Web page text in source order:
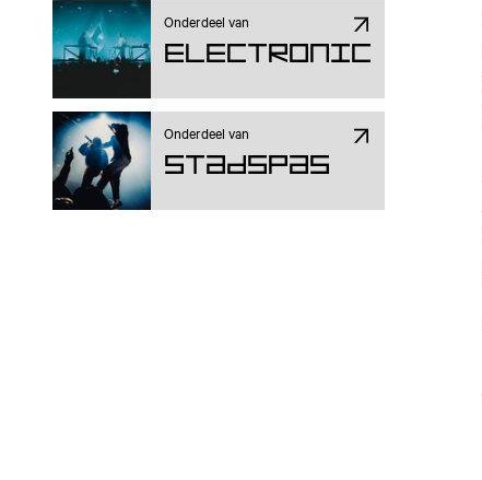
Onderdeel van
Electronic
Onderdeel van
Stadspas